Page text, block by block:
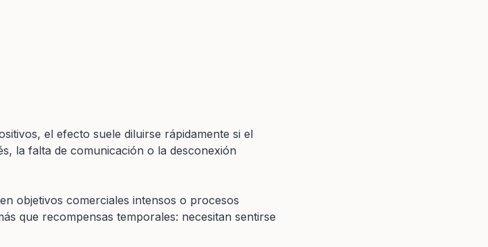
el efecto suele diluirse rápidamente si el
la falta de comunicación o la desconexión
objetivos comerciales intensos o procesos
que recompensas temporales: necesitan sentirse